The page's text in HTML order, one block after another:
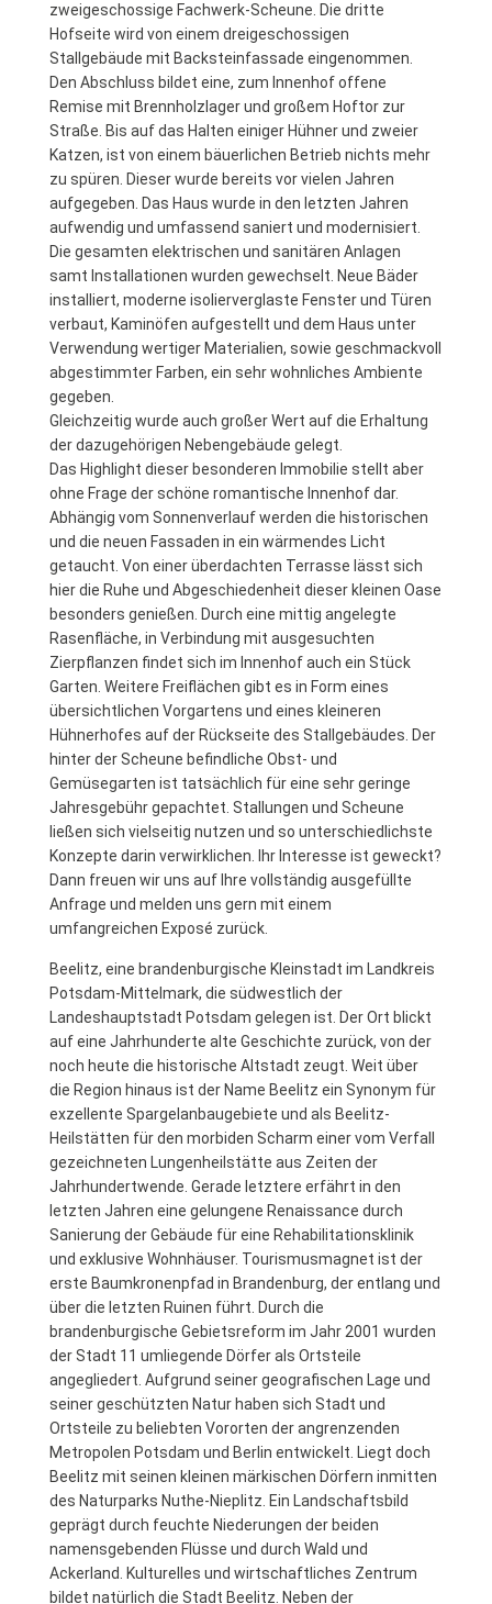
zweigeschossige Fachwerk-Scheune. Die dritte
Hofseite wird von einem dreigeschossigen
Stallgebäude mit Backsteinfassade eingenommen.
Den Abschluss bildet eine, zum Innenhof offene
Remise mit Brennholzlager und großem Hoftor zur
Straße. Bis auf das Halten einiger Hühner und zweier
Katzen, ist von einem bäuerlichen Betrieb nichts mehr
zu spüren. Dieser wurde bereits vor vielen Jahren
aufgegeben. Das Haus wurde in den letzten Jahren
aufwendig und umfassend saniert und modernisiert.
Die gesamten elektrischen und sanitären Anlagen
samt Installationen wurden gewechselt. Neue Bäder
installiert, moderne isolierverglaste Fenster und Türen
verbaut, Kaminöfen aufgestellt und dem Haus unter
Verwendung wertiger Materialien, sowie geschmackvoll
abgestimmter Farben, ein sehr wohnliches Ambiente
gegeben.
Gleichzeitig wurde auch großer Wert auf die Erhaltung
der dazugehörigen Nebengebäude gelegt.
Das Highlight dieser besonderen Immobilie stellt aber
ohne Frage der schöne romantische Innenhof dar.
Abhängig vom Sonnenverlauf werden die historischen
und die neuen Fassaden in ein wärmendes Licht
getaucht. Von einer überdachten Terrasse lässt sich
hier die Ruhe und Abgeschiedenheit dieser kleinen Oase
besonders genießen. Durch eine mittig angelegte
Rasenfläche, in Verbindung mit ausgesuchten
Zierpflanzen findet sich im Innenhof auch ein Stück
Garten. Weitere Freiflächen gibt es in Form eines
übersichtlichen Vorgartens und eines kleineren
Hühnerhofes auf der Rückseite des Stallgebäudes. Der
hinter der Scheune befindliche Obst- und
Gemüsegarten ist tatsächlich für eine sehr geringe
Jahresgebühr gepachtet. Stallungen und Scheune
ließen sich vielseitig nutzen und so unterschiedlichste
Konzepte darin verwirklichen. Ihr Interesse ist geweckt?
Dann freuen wir uns auf Ihre vollständig ausgefüllte
Anfrage und melden uns gern mit einem
umfangreichen Exposé zurück.
Beelitz, eine brandenburgische Kleinstadt im Landkreis
Potsdam-Mittelmark, die südwestlich der
Landeshauptstadt Potsdam gelegen ist. Der Ort blickt
auf eine Jahrhunderte alte Geschichte zurück, von der
noch heute die historische Altstadt zeugt. Weit über
die Region hinaus ist der Name Beelitz ein Synonym für
exzellente Spargelanbaugebiete und als Beelitz-
Heilstätten für den morbiden Scharm einer vom Verfall
gezeichneten Lungenheilstätte aus Zeiten der
Jahrhundertwende. Gerade letztere erfährt in den
letzten Jahren eine gelungene Renaissance durch
Sanierung der Gebäude für eine Rehabilitationsklinik
und exklusive Wohnhäuser. Tourismusmagnet ist der
erste Baumkronenpfad in Brandenburg, der entlang und
über die letzten Ruinen führt. Durch die
brandenburgische Gebietsreform im Jahr 2001 wurden
der Stadt 11 umliegende Dörfer als Ortsteile
angegliedert. Aufgrund seiner geografischen Lage und
seiner geschützten Natur haben sich Stadt und
Ortsteile zu beliebten Vororten der angrenzenden
Metropolen Potsdam und Berlin entwickelt. Liegt doch
Beelitz mit seinen kleinen märkischen Dörfern inmitten
des Naturparks Nuthe-Nieplitz. Ein Landschaftsbild
geprägt durch feuchte Niederungen der beiden
namensgebenden Flüsse und durch Wald und
Ackerland. Kulturelles und wirtschaftliches Zentrum
bildet natürlich die Stadt Beelitz. Neben der